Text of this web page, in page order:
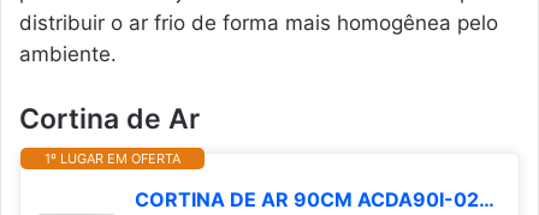
distribuir o ar frio de forma mais homogênea pelo
ambiente.
Cortina de Ar
1º LUGAR EM OFERTA
CORTINA DE AR 90CM ACDA90I-02 BRANCA 220V AGRATTO